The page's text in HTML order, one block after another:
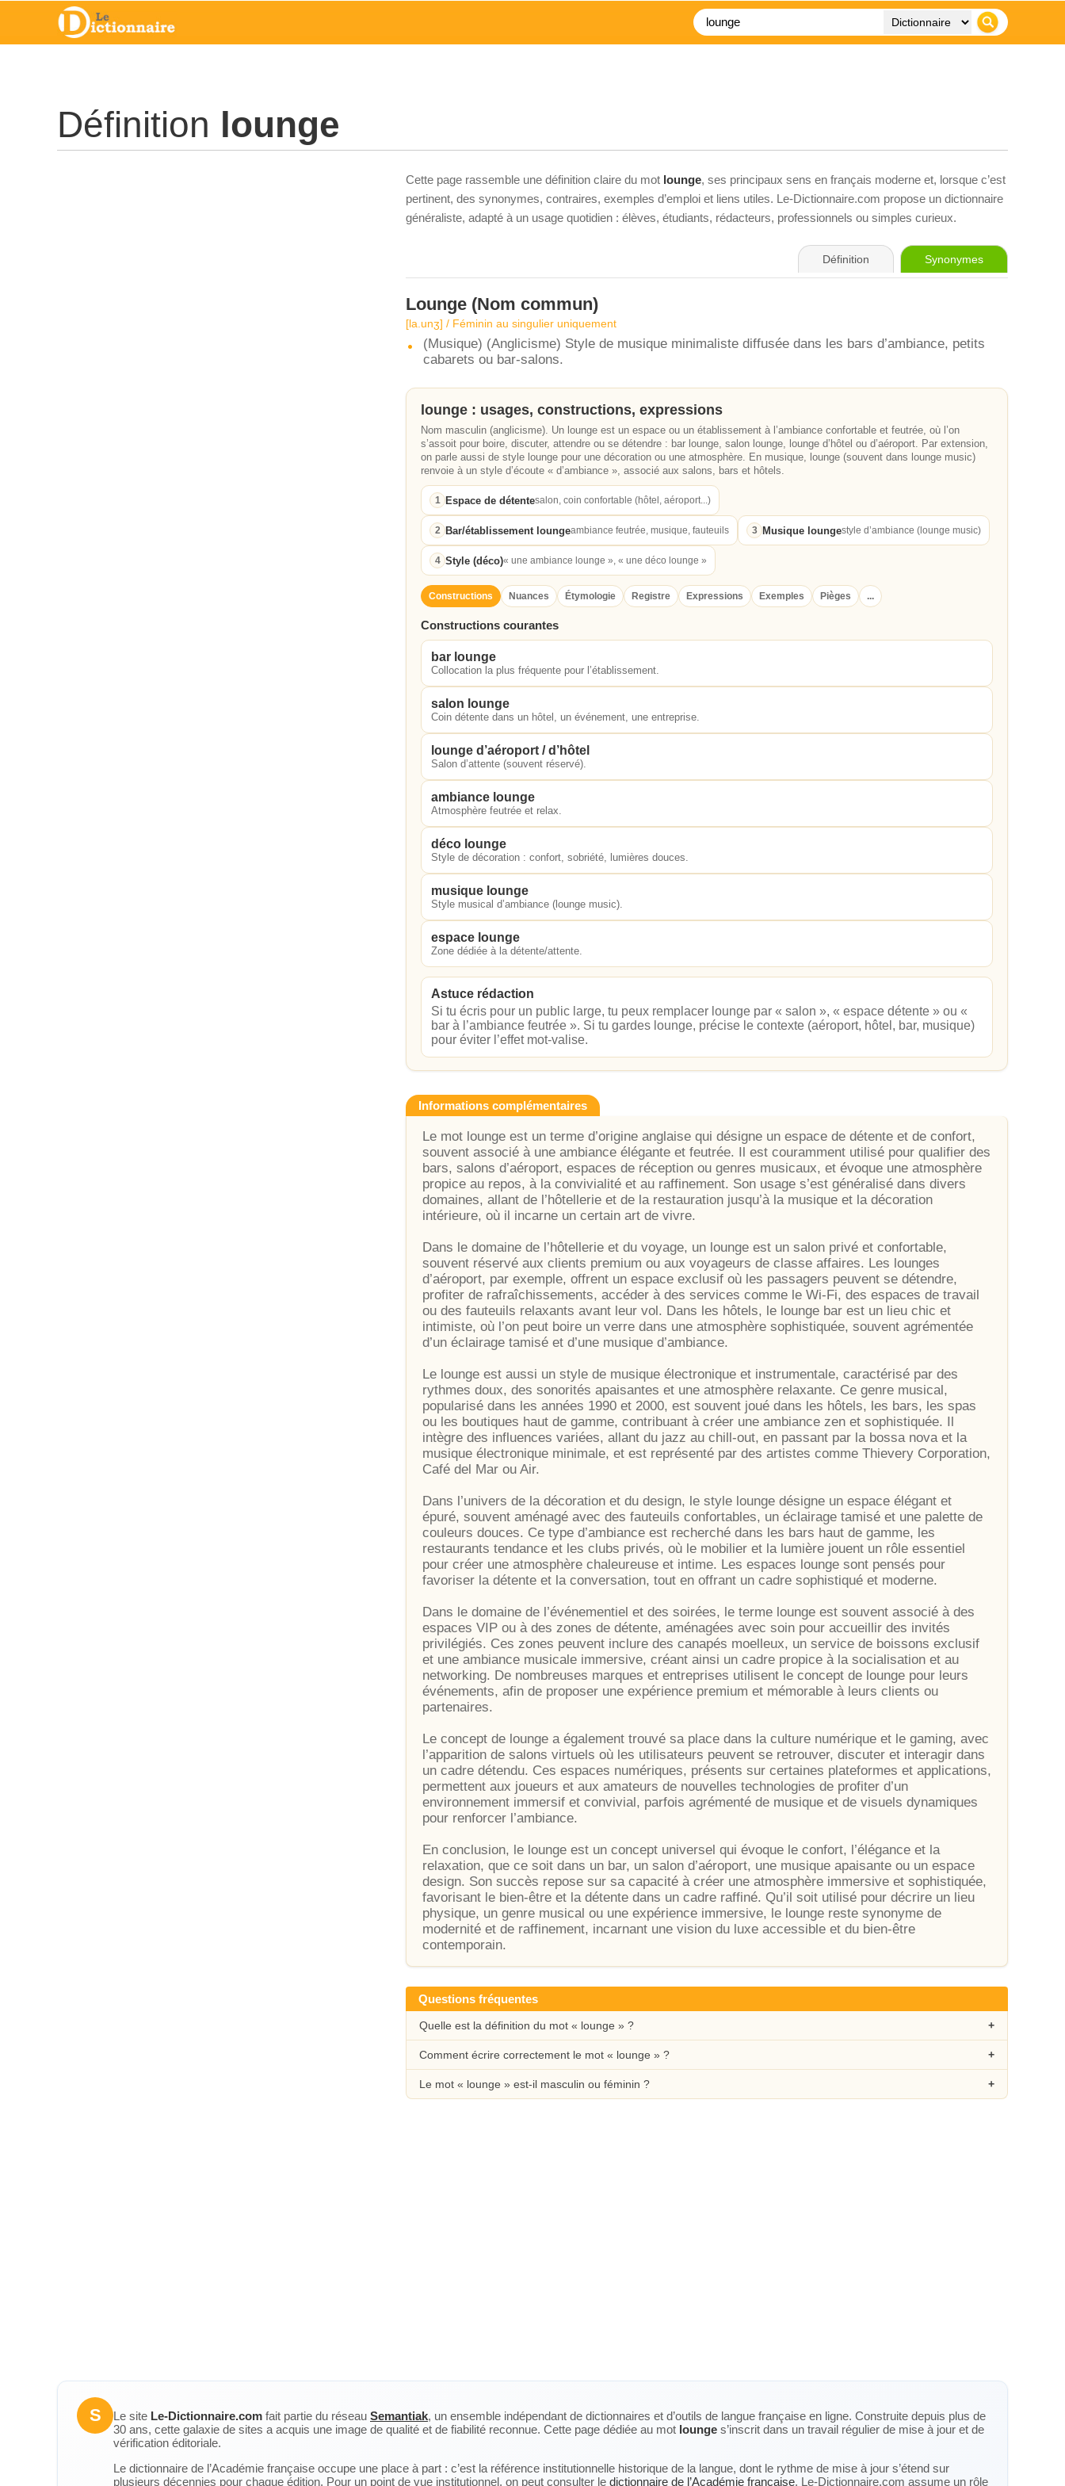
Définition lounge
Cette page rassemble une définition claire du mot lounge, ses principaux sens en français moderne et, lorsque c’est
pertinent, des synonymes, contraires, exemples d’emploi et liens utiles. Le-Dictionnaire.com propose un dictionnaire
généraliste, adapté à un usage quotidien : élèves, étudiants, rédacteurs, professionnels ou simples curieux.
Définition Synonymes
Lounge (Nom commun)
[la.unʒ] / Féminin au singulier uniquement
(Musique) (Anglicisme) Style de musique minimaliste diffusée dans les bars d’ambiance, petits
cabarets ou bar-salons.
lounge : usages, constructions, expressions
Nom masculin (anglicisme). Un lounge est un espace ou un établissement à l’ambiance confortable et feutrée, où l’on
s’assoit pour boire, discuter, attendre ou se détendre : bar lounge, salon lounge, lounge d’hôtel ou d’aéroport. Par extension,
on parle aussi de style lounge pour une décoration ou une atmosphère. En musique, lounge (souvent dans lounge music)
renvoie à un style d’écoute « d’ambiance », associé aux salons, bars et hôtels.
1 Espace de détentesalon, coin confortable (hôtel, aéroport...)
2 Bar/établissement loungeambiance feutrée, musique, fauteuils 3 Musique loungestyle d’ambiance (lounge music)
4 Style (déco)« une ambiance lounge », « une déco lounge »
Constructions Nuances Étymologie Registre Expressions Exemples Pièges ...
Constructions courantes
bar lounge
Collocation la plus fréquente pour l’établissement.
salon lounge
Coin détente dans un hôtel, un événement, une entreprise.
lounge d’aéroport / d’hôtel
Salon d’attente (souvent réservé).
ambiance lounge
Atmosphère feutrée et relax.
déco lounge
Style de décoration : confort, sobriété, lumières douces.
musique lounge
Style musical d’ambiance (lounge music).
espace lounge
Zone dédiée à la détente/attente.
Astuce rédaction
Si tu écris pour un public large, tu peux remplacer lounge par « salon », « espace détente » ou «
bar à l’ambiance feutrée ». Si tu gardes lounge, précise le contexte (aéroport, hôtel, bar, musique)
pour éviter l’effet mot‑valise.
Informations complémentaires
Le mot lounge est un terme d’origine anglaise qui désigne un espace de détente et de confort,
souvent associé à une ambiance élégante et feutrée. Il est couramment utilisé pour qualifier des
bars, salons d’aéroport, espaces de réception ou genres musicaux, et évoque une atmosphère
propice au repos, à la convivialité et au raffinement. Son usage s’est généralisé dans divers
domaines, allant de l’hôtellerie et de la restauration jusqu’à la musique et la décoration
intérieure, où il incarne un certain art de vivre.
Dans le domaine de l’hôtellerie et du voyage, un lounge est un salon privé et confortable,
souvent réservé aux clients premium ou aux voyageurs de classe affaires. Les lounges
d’aéroport, par exemple, offrent un espace exclusif où les passagers peuvent se détendre,
profiter de rafraîchissements, accéder à des services comme le Wi-Fi, des espaces de travail
ou des fauteuils relaxants avant leur vol. Dans les hôtels, le lounge bar est un lieu chic et
intimiste, où l’on peut boire un verre dans une atmosphère sophistiquée, souvent agrémentée
d’un éclairage tamisé et d’une musique d’ambiance.
Le lounge est aussi un style de musique électronique et instrumentale, caractérisé par des
rythmes doux, des sonorités apaisantes et une atmosphère relaxante. Ce genre musical,
popularisé dans les années 1990 et 2000, est souvent joué dans les hôtels, les bars, les spas
ou les boutiques haut de gamme, contribuant à créer une ambiance zen et sophistiquée. Il
intègre des influences variées, allant du jazz au chill-out, en passant par la bossa nova et la
musique électronique minimale, et est représenté par des artistes comme Thievery Corporation,
Café del Mar ou Air.
Dans l’univers de la décoration et du design, le style lounge désigne un espace élégant et
épuré, souvent aménagé avec des fauteuils confortables, un éclairage tamisé et une palette de
couleurs douces. Ce type d’ambiance est recherché dans les bars haut de gamme, les
restaurants tendance et les clubs privés, où le mobilier et la lumière jouent un rôle essentiel
pour créer une atmosphère chaleureuse et intime. Les espaces lounge sont pensés pour
favoriser la détente et la conversation, tout en offrant un cadre sophistiqué et moderne.
Dans le domaine de l’événementiel et des soirées, le terme lounge est souvent associé à des
espaces VIP ou à des zones de détente, aménagées avec soin pour accueillir des invités
privilégiés. Ces zones peuvent inclure des canapés moelleux, un service de boissons exclusif
et une ambiance musicale immersive, créant ainsi un cadre propice à la socialisation et au
networking. De nombreuses marques et entreprises utilisent le concept de lounge pour leurs
événements, afin de proposer une expérience premium et mémorable à leurs clients ou
partenaires.
Le concept de lounge a également trouvé sa place dans la culture numérique et le gaming, avec
l’apparition de salons virtuels où les utilisateurs peuvent se retrouver, discuter et interagir dans
un cadre détendu. Ces espaces numériques, présents sur certaines plateformes et applications,
permettent aux joueurs et aux amateurs de nouvelles technologies de profiter d’un
environnement immersif et convivial, parfois agrémenté de musique et de visuels dynamiques
pour renforcer l’ambiance.
En conclusion, le lounge est un concept universel qui évoque le confort, l’élégance et la
relaxation, que ce soit dans un bar, un salon d’aéroport, une musique apaisante ou un espace
design. Son succès repose sur sa capacité à créer une atmosphère immersive et sophistiquée,
favorisant le bien-être et la détente dans un cadre raffiné. Qu’il soit utilisé pour décrire un lieu
physique, un genre musical ou une expérience immersive, le lounge reste synonyme de
modernité et de raffinement, incarnant une vision du luxe accessible et du bien-être
contemporain.
Questions fréquentes
Quelle est la définition du mot « lounge » ?
Comment écrire correctement le mot « lounge » ?
Le mot « lounge » est-il masculin ou féminin ?
S Le site Le-Dictionnaire.com fait partie du réseau Semantiak, un ensemble indépendant de dictionnaires et d’outils de langue française en ligne. Construite depuis plus de
30 ans, cette galaxie de sites a acquis une image de qualité et de fiabilité reconnue. Cette page dédiée au mot lounge s’inscrit dans un travail régulier de mise à jour et de
vérification éditoriale.
Le dictionnaire de l’Académie française occupe une place à part : c’est la référence institutionnelle historique de la langue, dont le rythme de mise à jour s’étend sur
plusieurs décennies pour chaque édition. Pour un point de vue institutionnel, on peut consulter le dictionnaire de l’Académie française. Le-Dictionnaire.com assume un rôle